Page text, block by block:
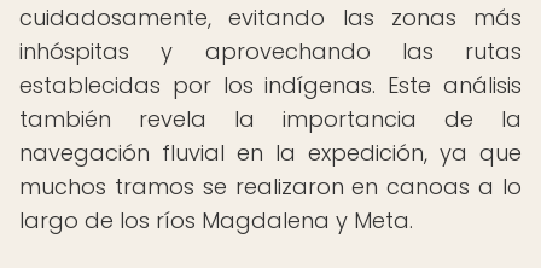
cuidadosamente, evitando las zonas más
inhóspitas y aprovechando las rutas
establecidas por los indígenas. Este análisis
también revela la importancia de la
navegación fluvial en la expedición, ya que
muchos tramos se realizaron en canoas a lo
largo de los ríos Magdalena y Meta.